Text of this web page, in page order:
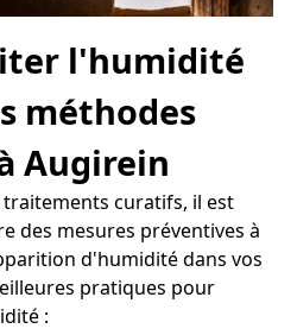
l'humidité
méthodes
Augirein
curatifs, il est
des mesures préventives à
d'humidité dans vos
pratiques pour
: